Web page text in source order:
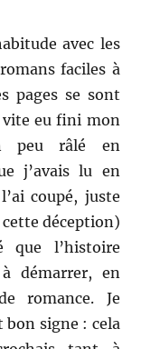
avec les
faciles à
pages se sont
vite eu fini mon
peu râlé en
j’avais lu en
coupé, juste
déception)
l’histoire
démarrer, en
romance. Je
bon signe : cela